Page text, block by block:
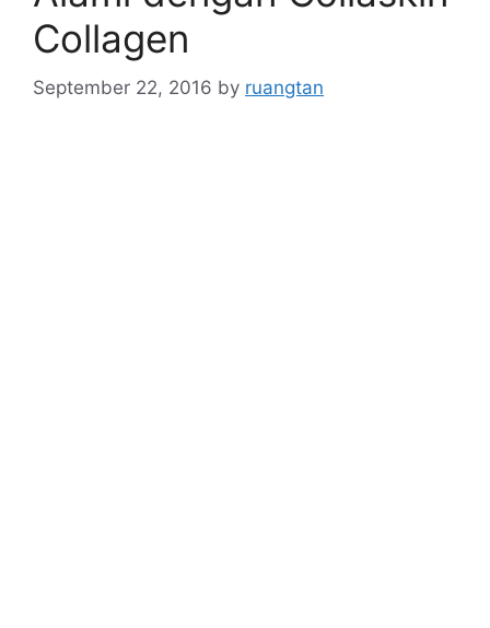
Collagen
September 22, 2016 by ruangtan